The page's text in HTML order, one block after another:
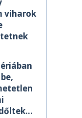
viharok